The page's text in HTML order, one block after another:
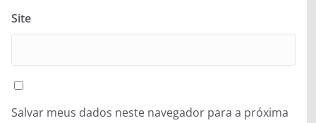
Site
Salvar meus dados neste navegador para a próxima